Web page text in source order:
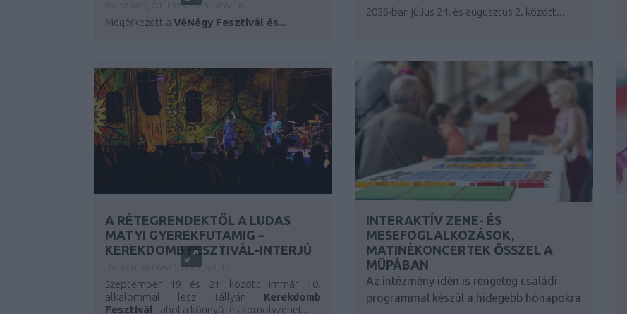
SZÍNES_ÖTLETEK2025. NOV 18.
Megérkezett a VéNégy Fesztivál és...
2026-ban július 24. és augusztus 2. között...
A RÉTEGRENDEKTŐL A LUDAS
MATYI GYEREKFUTAMIG –
KEREKDOMB FESZTIVÁL-INTERJÚ
2025. SZE 12.
Szeptember 19 és 21 között immár 10.
alkalommal lesz Tállyán Kerekdomb
Fesztivál
, ahol a könnyű- és komolyzenei...
INTERAKTÍV ZENE- ÉS
MESEFOGLALKOZÁSOK,
MATINÉKONCERTEK ŐSSZEL A
MÜPÁBAN
Az intézmény idén is rengeteg családi
programmal készül a hidegebb hónapokra